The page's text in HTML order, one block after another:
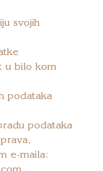
svojih
u bilo kom
podataka
podataka
e-maila: